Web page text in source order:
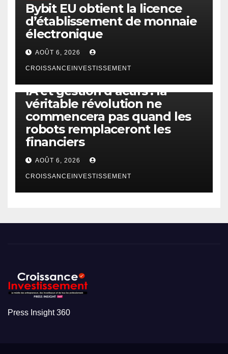
Bybit EU obtient la licence
d’établissement de monnaie
électronique
AOÛT 6, 2026
CROISSANCEINVESTISSEMENT
IA et gestion d’actifs : la
véritable révolution ne
commencera pas quand les
robots remplaceront les
financiers
AOÛT 6, 2026
CROISSANCEINVESTISSEMENT
Press Insight 360